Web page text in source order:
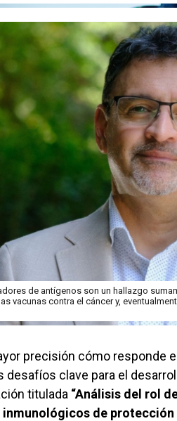
de antígenos son un hallazgo
vacunas contra el cáncer y,
precisión cómo responde
desafíos clave para el
titulada “Análisis del rol
de protección